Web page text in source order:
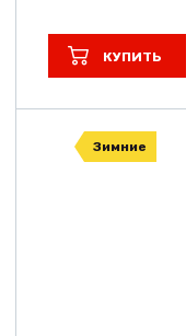
КУПИТЬ
Зимние